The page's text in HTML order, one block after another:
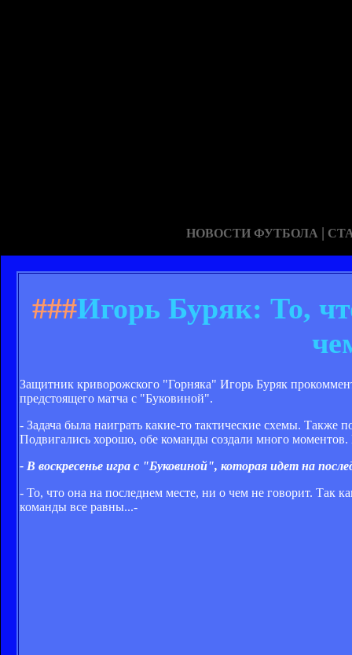
НОВОСТИ ФУТБОЛА |
###Игорь Буряк: То,
Защитник криворожского "Горняка" Игорь Буряк
предстоящего матча с "Буковиной".
- Задача была наиграть какие-то тактические схемы. Также
Подвигались хорошо, обе команды создали много
- В воскресенье игра с "Буковиной", которая идет на
- То, что она на последнем месте, ни о чем не говорит. Так
команды все равны...-